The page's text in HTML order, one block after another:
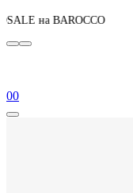
SALE
00